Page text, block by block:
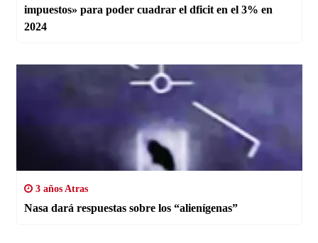
impuestos» para poder cuadrar el dficit en el 3% en
2024
3 años Atras
Nasa dará respuestas sobre los “alienígenas”